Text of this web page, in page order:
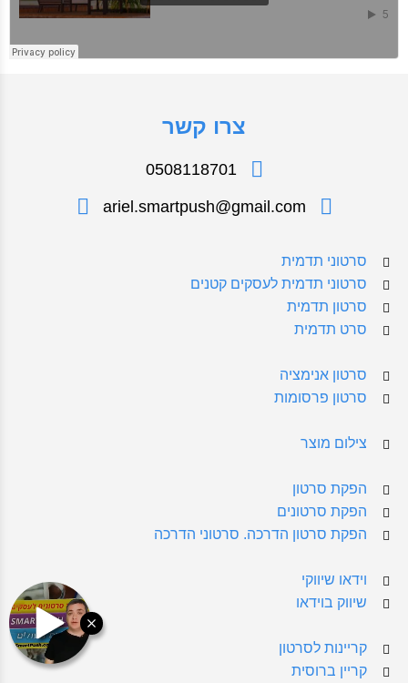
צרו קשר
0508118701
ariel.smartpush@gmail.com
סרטוני תדמית
סרטוני תדמית לעסקים קטנים
סרטון תדמית
סרט תדמית
סרטון אנימציה
סרטון פרסומות
צילום מוצר
הפקת סרטון
הפקת סרטונים
הפקת סרטון הדרכה. סרטוני הדרכה
וידאו שיווקי
שיווק בוידאו
קריינות לסרטון
קריין ברוסית